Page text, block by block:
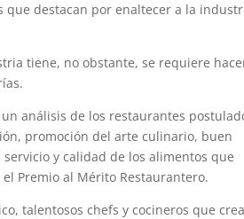
que destacan por enaltecer a la
tiene, no obstante, se requiere
análisis de los restaurantes
promoción del arte culinario, buen
y calidad de los alimentos que
Premio al Mérito Restaurantero.
talentosos chefs y cocineros que